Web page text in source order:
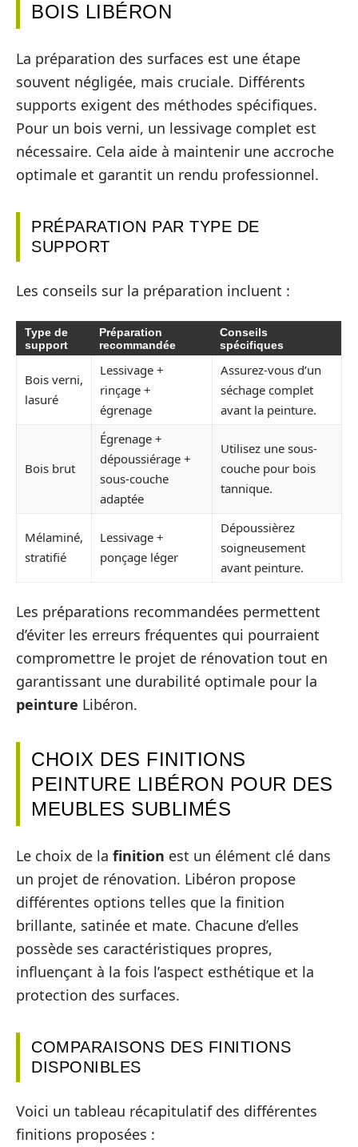
BOIS LIBÉRON
La préparation des surfaces est une étape
souvent négligée, mais cruciale. Différents
supports exigent des méthodes spécifiques.
Pour un bois verni, un lessivage complet est
nécessaire. Cela aide à maintenir une accroche
optimale et garantit un rendu professionnel.
PRÉPARATION PAR TYPE DE
SUPPORT
Les conseils sur la préparation incluent :
Type de
support
Préparation
recommandée
Conseils
spécifiques
Bois verni,
lasuré
Lessivage +
rinçage +
égrenage
Assurez-vous d’un
séchage complet
avant la peinture.
Bois brut
Égrenage +
dépoussiérage +
sous-couche
adaptée
Utilisez une sous-
couche pour bois
tannique.
Mélaminé,
stratifié
Lessivage +
ponçage léger
Dépoussièrez
soigneusement
avant peinture.
Les préparations recommandées permettent
d’éviter les erreurs fréquentes qui pourraient
compromettre le projet de rénovation tout en
garantissant une durabilité optimale pour la
peinture Libéron.
CHOIX DES FINITIONS
PEINTURE LIBÉRON POUR DES
MEUBLES SUBLIMÉS
Le choix de la finition est un élément clé dans
un projet de rénovation. Libéron propose
différentes options telles que la finition
brillante, satinée et mate. Chacune d’elles
possède ses caractéristiques propres,
influençant à la fois l’aspect esthétique et la
protection des surfaces.
COMPARAISONS DES FINITIONS
DISPONIBLES
Voici un tableau récapitulatif des différentes
finitions proposées :